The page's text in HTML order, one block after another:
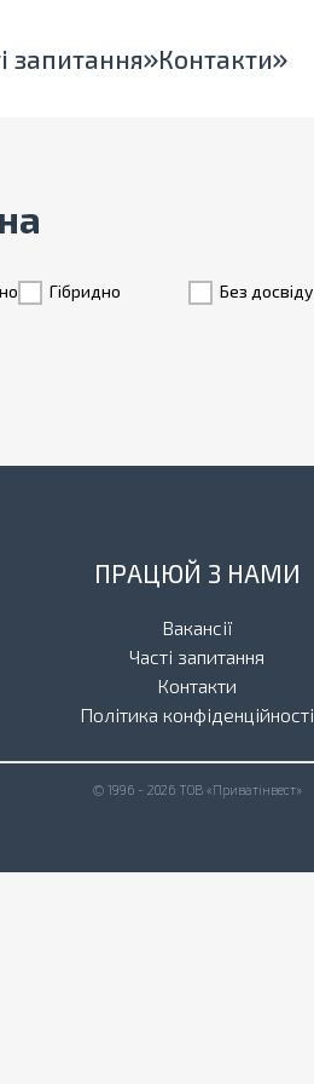
запитання Контакти
Гiбридно Без досвіду
ПРАЦЮЙ З НАМИ
Вакансії
Часті запитання
Контакти
Політика конфіденційності
© 1996 - 2026 ТОВ «Приватінвест»